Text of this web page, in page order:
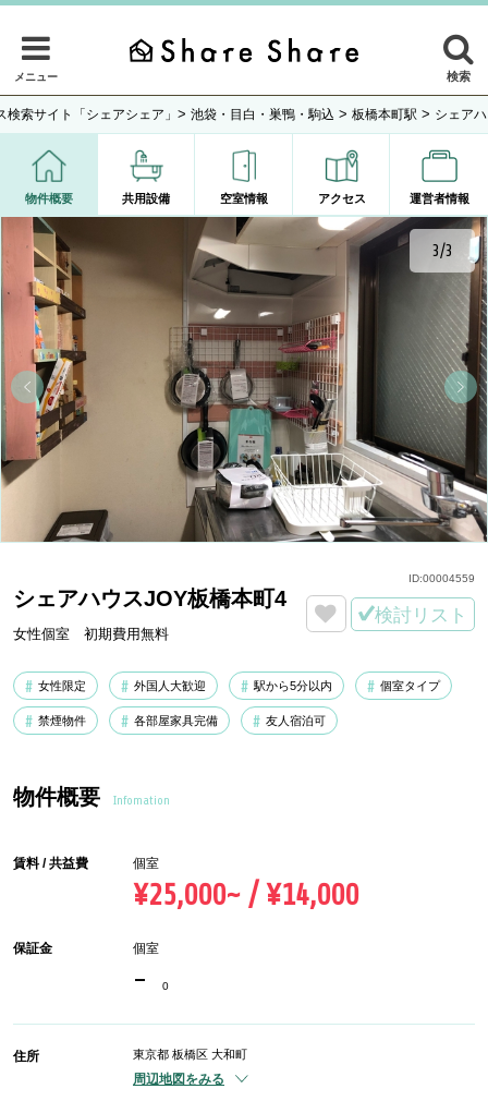
メニュー 検索
検索サイト「シェアシェア」 > 池袋・目白・巣鴨・駒込 > 板橋本町駅 > シェア
物件概要 共用設備 空室情報 アクセス 運営者情報
3/3
シェアハウスJOY板橋本町4
女性個室 初期費用無料
検討リスト
女性限定 外国人大歓迎 駅から5分以内 個室タイプ
禁煙物件 各部屋家具完備 友人宿泊可
ID:00004559
物件概要 Infomation
賃料 / 共益費 個室
¥25,000~ / ¥14,000
保証金 個室
- 0
住所 東京都 板橋区 大和町
周辺地図をみる